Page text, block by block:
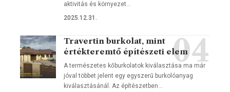
aktivitás és környezet…
2025.12.31.
Travertin burkolat, mint
értékteremtő építészeti elem
A természetes kőburkolatok kiválasztása ma már
jóval többet jelent egy egyszerű burkolóanyag
kiválasztásánál. Az építészetben…